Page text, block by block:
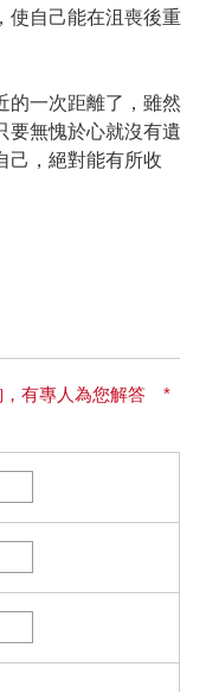
使自己能在沮喪後重
一次距離了，雖然
要無愧於心就沒有遺
己，絕對能有所收
，有專人為您解答 *